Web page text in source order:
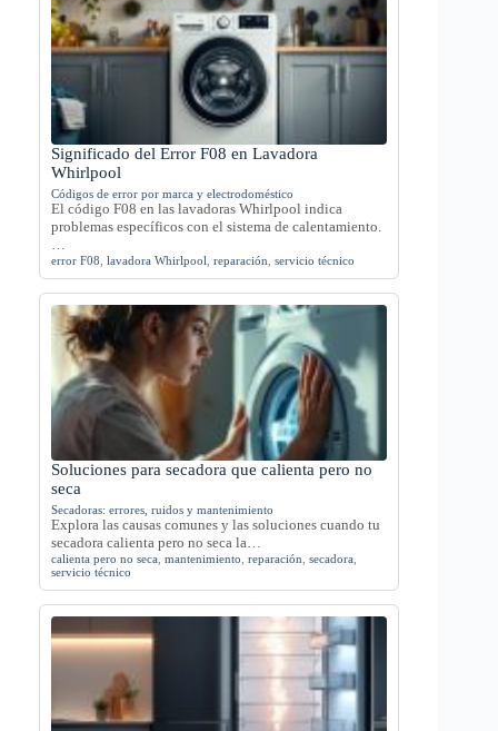
Significado del Error F08 en Lavadora
Whirlpool
Códigos de error por marca y electrodoméstico
El código F08 en las lavadoras Whirlpool indica
problemas específicos con el sistema de calentamiento.
error F08 lavadora Whirlpool reparación servicio técnico
Soluciones para secadora que calienta pero no
seca
Secadoras: errores, ruidos y mantenimiento
Explora las causas comunes y las soluciones cuando tu
secadora calienta pero no seca la…
calienta pero no seca mantenimiento reparación secadora
servicio técnico